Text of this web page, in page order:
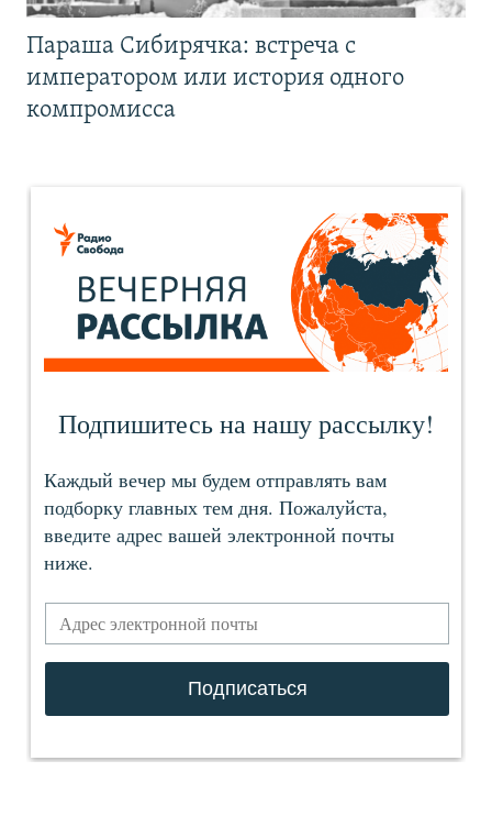
Параша Сибирячка: встреча с
императором или история одного
компромисса